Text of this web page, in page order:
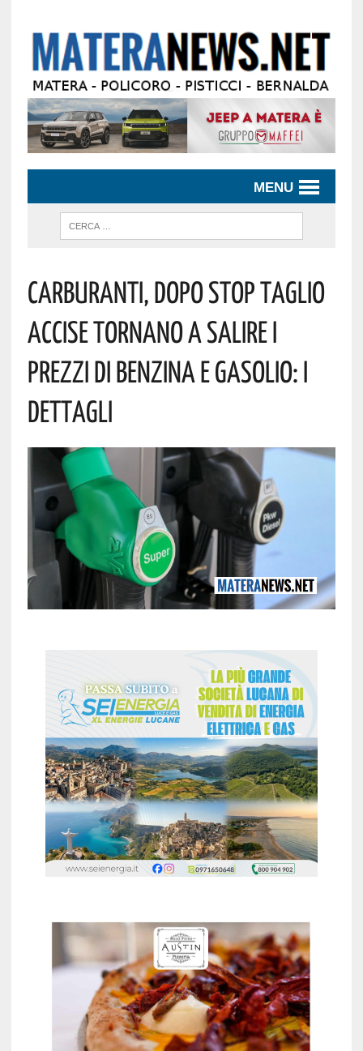
MENU
Carburanti, Dopo Stop Taglio
Accise Tornano A Salire I
Prezzi Di Benzina E Gasolio: I
Dettagli